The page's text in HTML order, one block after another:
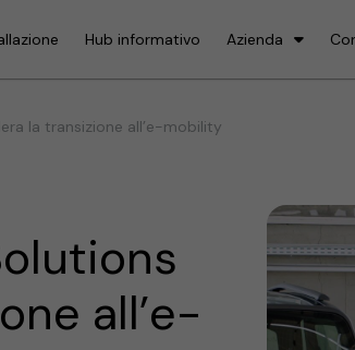
Hub informativo Azienda
la transizione all’e-mobility
all’e-